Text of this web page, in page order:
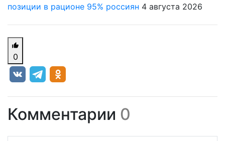
позиции в рационе 95% россиян 4 августа 2026
0
Комментарии 0